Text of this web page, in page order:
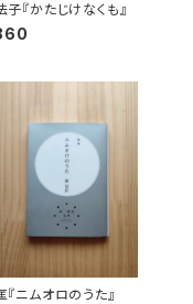
『かたじけなくも』
ニムオロのうた』